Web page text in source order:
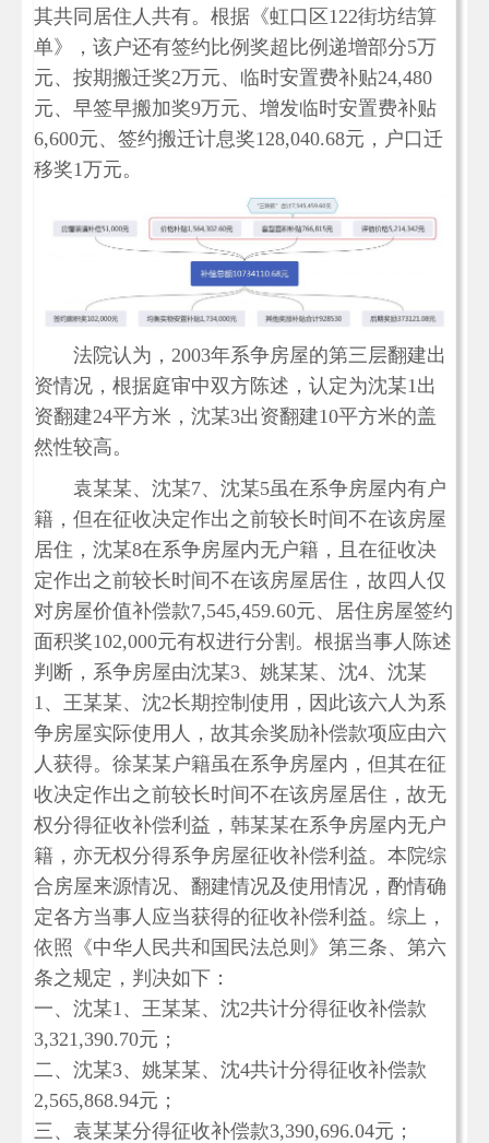
其共同居住人共有。根据《虹口区122街坊结算
单》，该户还有签约比例奖超比例递增部分5万
元、按期搬迁奖2万元、临时安置费补贴24,480
元、早签早搬加奖9万元、增发临时安置费补贴
6,600元、签约搬迁计息奖128,040.68元，户口迁
移奖1万元。
法院认为，2003年系争房屋的第三层翻建出
资情况，根据庭审中双方陈述，认定为沈某1出
资翻建24平方米，沈某3出资翻建10平方米的盖
然性较高。
袁某某、沈某7、沈某5虽在系争房屋内有户
籍，但在征收决定作出之前较长时间不在该房屋
居住，沈某8在系争房屋内无户籍，且在征收决
定作出之前较长时间不在该房屋居住，故四人仅
对房屋价值补偿款7,545,459.60元、居住房屋签约
面积奖102,000元有权进行分割。根据当事人陈述
判断，系争房屋由沈某3、姚某某、沈4、沈某
1、王某某、沈2长期控制使用，因此该六人为系
争房屋实际使用人，故其余奖励补偿款项应由六
人获得。徐某某户籍虽在系争房屋内，但其在征
收决定作出之前较长时间不在该房屋居住，故无
权分得征收补偿利益，韩某某在系争房屋内无户
籍，亦无权分得系争房屋征收补偿利益。本院综
合房屋来源情况、翻建情况及使用情况，酌情确
定各方当事人应当获得的征收补偿利益。综上，
依照《中华人民共和国民法总则》第三条、第六
条之规定，判决如下：
一、沈某1、王某某、沈2共计分得征收补偿款
3,321,390.70元；
二、沈某3、姚某某、沈4共计分得征收补偿款
2,565,868.94元；
三、袁某某分得征收补偿款3,390,696.04元；